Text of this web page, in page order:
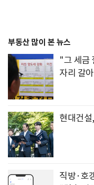
부동산 많이 본 뉴스
"그 세금
자리 갈
현대건
직방·호